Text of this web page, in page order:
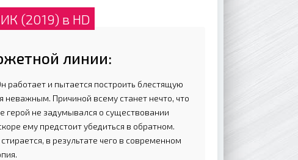
(2019) в HD
линии:
работает и пытается построить блестящую
неважным. Причиной всему станет нечто, что
герой не задумывался о существовании
ему предстоит убедиться в обратном.
в результате чего в современном